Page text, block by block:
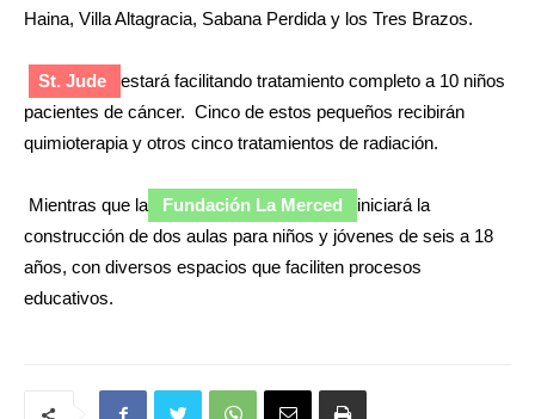
Haina, Villa Altagracia, Sabana Perdida y los Tres Brazos.
St. Jude
estará facilitando tratamiento completo a 10 niños
pacientes de cáncer. Cinco de estos pequeños recibirán
quimioterapia y otros cinco tratamientos de radiación.
Mientras que la Fundación La Merced
iniciará la
construcción de dos aulas para niños y jóvenes de seis a 18
años, con diversos espacios que faciliten procesos
educativos.